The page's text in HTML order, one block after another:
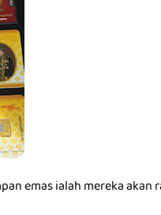
emas ialah mereka